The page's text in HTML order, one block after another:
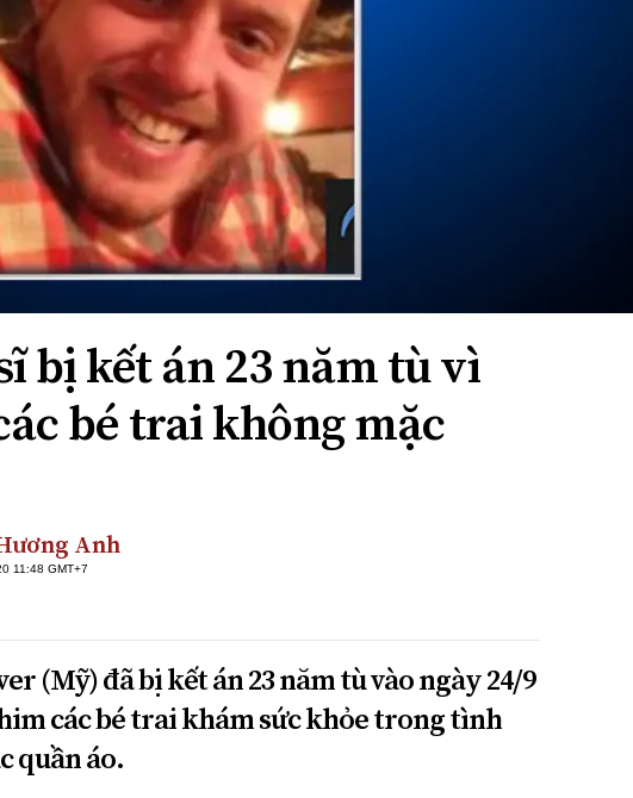
luận
Công nghệ
INFOCUS
bị kết án 23 năm tù vì
bé trai không mặc
Anh
11:48 GMT+7
(Mỹ) đã bị kết án 23 năm tù vào ngày 24/9
các bé trai khám sức khỏe trong tình
quần áo.